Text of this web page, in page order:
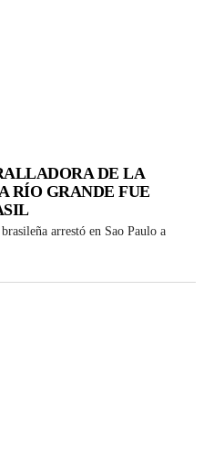
DE LA
RÍO GRANDE FUE
arrestó en Sao Paulo a